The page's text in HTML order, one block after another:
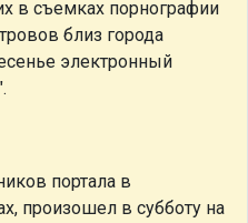
в съемках порнографии
близ города
электронный
портала в
произошел в субботу на